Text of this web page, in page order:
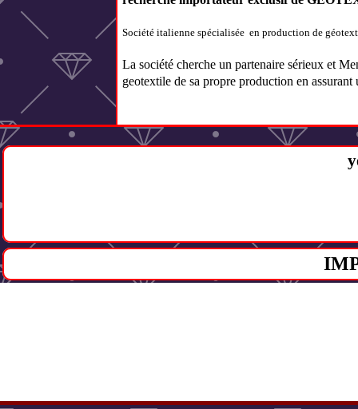
Société italienne spécialisée en production de
La société cherche un partenaire sérieux et
geotextile de sa propre production en